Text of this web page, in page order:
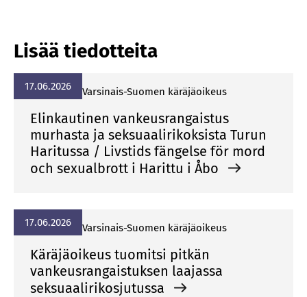
Lisää tiedotteita
17.06.2026 Var­si­nais-Suo­men kä­rä­jä­oi­keus
Elinkautinen vankeusrangaistus
murhasta ja seksuaalirikoksista Turun
Haritussa / Livstids fängelse för mord
och sexualbrott i Harittu i Åbo
17.06.2026 Var­si­nais-Suo­men kä­rä­jä­oi­keus
Käräjäoikeus tuomitsi pitkän
vankeusrangaistuksen laajassa
seksuaalirikosjutussa